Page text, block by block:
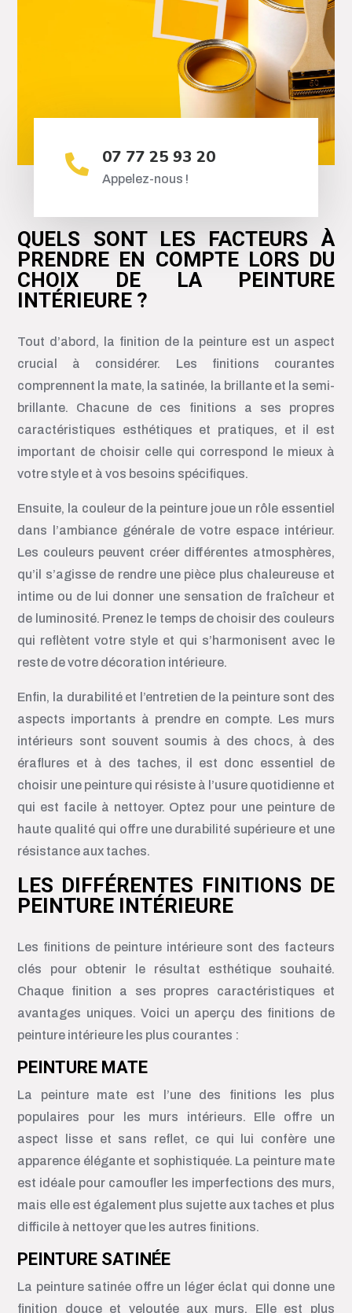
 07 77 25 93 20
Appelez-nous !
QUELS SONT LES FACTEURS À
PRENDRE EN COMPTE LORS DU
CHOIX DE LA PEINTURE
INTÉRIEURE ?
Tout d’abord, la finition de la peinture est un aspect
crucial à considérer. Les finitions courantes
comprennent la mate, la satinée, la brillante et la semi-
brillante. Chacune de ces finitions a ses propres
caractéristiques esthétiques et pratiques, et il est
important de choisir celle qui correspond le mieux à
votre style et à vos besoins spécifiques.
Ensuite, la couleur de la peinture joue un rôle essentiel
dans l’ambiance générale de votre espace intérieur.
Les couleurs peuvent créer différentes atmosphères,
qu’il s’agisse de rendre une pièce plus chaleureuse et
intime ou de lui donner une sensation de fraîcheur et
de luminosité. Prenez le temps de choisir des couleurs
qui reflètent votre style et qui s’harmonisent avec le
reste de votre décoration intérieure.
Enfin, la durabilité et l’entretien de la peinture sont des
aspects importants à prendre en compte. Les murs
intérieurs sont souvent soumis à des chocs, à des
éraflures et à des taches, il est donc essentiel de
choisir une peinture qui résiste à l’usure quotidienne et
qui est facile à nettoyer. Optez pour une peinture de
haute qualité qui offre une durabilité supérieure et une
résistance aux taches.
LES DIFFÉRENTES FINITIONS DE
PEINTURE INTÉRIEURE
Les finitions de peinture intérieure sont des facteurs
clés pour obtenir le résultat esthétique souhaité.
Chaque finition a ses propres caractéristiques et
avantages uniques. Voici un aperçu des finitions de
peinture intérieure les plus courantes :
PEINTURE MATE
La peinture mate est l’une des finitions les plus
populaires pour les murs intérieurs. Elle offre un
aspect lisse et sans reflet, ce qui lui confère une
apparence élégante et sophistiquée. La peinture mate
est idéale pour camoufler les imperfections des murs,
mais elle est également plus sujette aux taches et plus
difficile à nettoyer que les autres finitions.
PEINTURE SATINÉE
La peinture satinée offre un léger éclat qui donne une
finition douce et veloutée aux murs. Elle est plus